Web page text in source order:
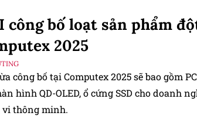
công bố loạt sản phẩm
2025
công bố tại Computex 2025 sẽ bao gồm
hình QD-OLED, ổ cứng SSD cho doanh
vi thông minh.